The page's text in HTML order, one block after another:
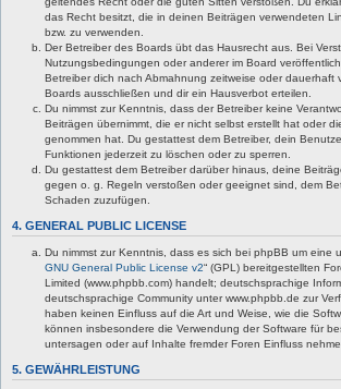
das Recht besitzt, die in deinen Beiträgen verwendeten
bzw. zu verwenden.
Der Betreiber des Boards übt das Hausrecht aus. Bei
Nutzungsbedingungen oder anderer im Board
Betreiber dich nach Abmahnung zeitweise oder dauerhaft
Boards ausschließen und dir ein Hausverbot erteilen.
Du nimmst zur Kenntnis, dass der Betreiber keine
Beiträgen übernimmt, die er nicht selbst erstellt hat oder
genommen hat. Du gestattest dem Betreiber, dein
Funktionen jederzeit zu löschen oder zu sperren.
Du gestattest dem Betreiber darüber hinaus, deine
gegen o. g. Regeln verstoßen oder geeignet sind, dem
Schaden zuzufügen.
4. GENERAL PUBLIC LICENSE
Du nimmst zur Kenntnis, dass es sich bei phpBB um eine
GNU General Public License v2“ (GPL) bereitgestellten
Limited (www.phpbb.com) handelt; deutschsprachige
deutschsprachige Community unter www.phpbb.de zur
haben keinen Einfluss auf die Art und Weise, wie die
können insbesondere die Verwendung der Software für
untersagen oder auf Inhalte fremder Foren Einfluss
5. GEWÄHRLEISTUNG